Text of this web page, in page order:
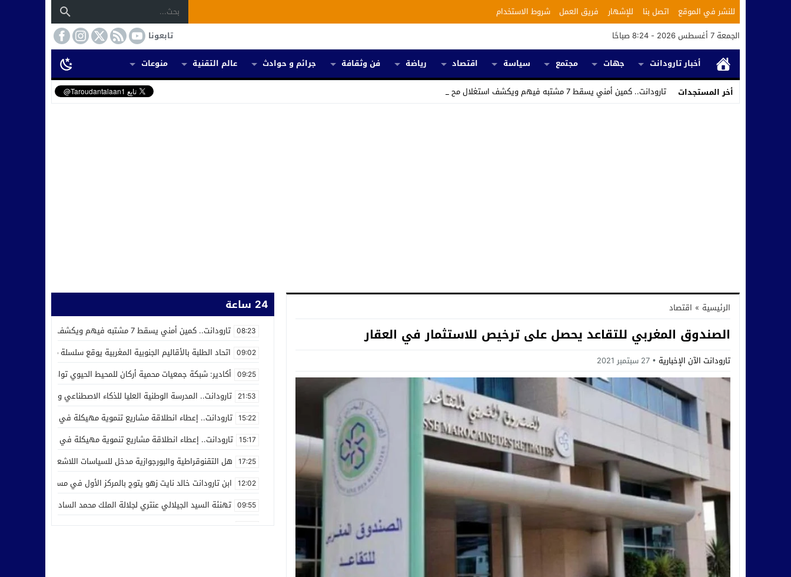
للنشر في الموقع اتصل بنا للإشهار فريق العمل
شروط الاستخدام
الجمعة 7 أغسطس 2026 - 8:24 صباحًا
تابعونا
أخبار تارودانت
جهات مجتمع سياسة اقتصاد رياضة فن وثقافة جرائم و حوادث عالم التقنية
منوعات
أخر المستجدات
تارودانت.. كمين أمني يسقط 7 مشتبه فيهم ويكشف استغلال محل للحلاقة في تر_
الرئيسية » اقتصاد
الصندوق المغربي للتقاعد يحصل على ترخيص للاستثمار في العقار
تارودانت الآن الإخبارية 27 سبتمبر 2021
24 ساعة
08:23 تارودانت.. كمين أمني يسقط 7 مشتبه فيهم ويكشف استغلال محل للحلاقة في ترويج المخدرات
09:02 اتحاد الطلبة بالأقاليم الجنوبية المغربية يوقع سلسلة من اتفاقيات
09:25 أكادير: شبكة جمعيات محمية أركان للمحيط الحيوي تواصل عملها من أجل
21:53 تارودانت.. المدرسة الوطنية العليا للذكاء الاصطناعي وعلوم
15:22 تارودانت.. إعطاء انطلاقة مشاريع تنموية مهيكلة في إطار الاحتفال بالذكرى الـ27 لعيد
15:17 تارودانت.. إعطاء انطلاقة مشاريع تنموية مهيكلة في إطار الاحتفال بالذكرى الـ27 لعيد
17:25 هل التقنوقراطية والبورجوازية مدخل للسياسات اللاشعبية
12:02 ابن تارودانت خالد نايت زهو يتوج بالمركز الأول في مسابقة “Creative Cup” بالولايات المتحدة
09:55 تهنئة السيد الجيلالي عنتري لجلالة الملك محمد السادس بمناسبة عيد